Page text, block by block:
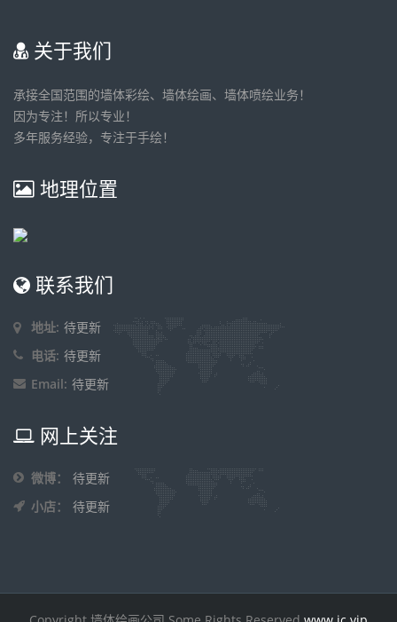
关于我们
承接全国范围的墙体彩绘、墙体绘画、墙体喷绘业务！
因为专注！所以专业！
多年服务经验，专注于手绘！
地理位置
联系我们
地址: 待更新
电话: 待更新
Email: 待更新
网上关注
微博：
待更新
小店：
待更新